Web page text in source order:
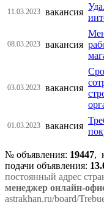
11.03.2023 вакансия
08.03.2023 вакансия
03.03.2023 вакансия
01.03.2023 вакансия
№ объявления: 19447,
подачи объявления:
постоянный адрес
менеджер онлайн-
astrakhan.ru/board/